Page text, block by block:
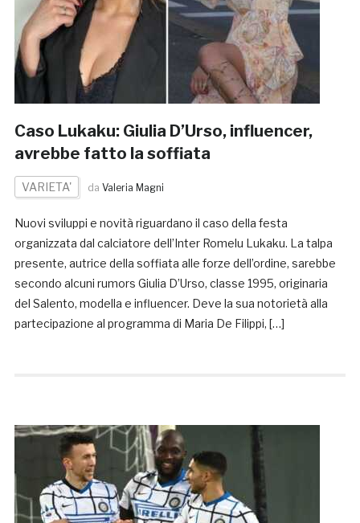
Caso Lukaku: Giulia D’Urso, influencer,
avrebbe fatto la soffiata
VARIETA' da Valeria Magni
Nuovi sviluppi e novità riguardano il caso della festa
organizzata dal calciatore dell’Inter Romelu Lukaku. La talpa
presente, autrice della soffiata alle forze dell’ordine, sarebbe
secondo alcuni rumors Giulia D’Urso, classe 1995, originaria
del Salento, modella e influencer. Deve la sua notorietà alla
partecipazione al programma di Maria De Filippi, […]